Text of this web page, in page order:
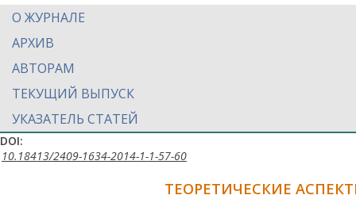
О ЖУРНАЛЕ
АРХИВ
АВТОРАМ
ТЕКУЩИЙ ВЫПУСК
УКАЗАТЕЛЬ СТАТЕЙ
DOI:
10.18413/2409-1634-2014-1-1-57-60
ТЕОРЕТИЧЕСКИЕ